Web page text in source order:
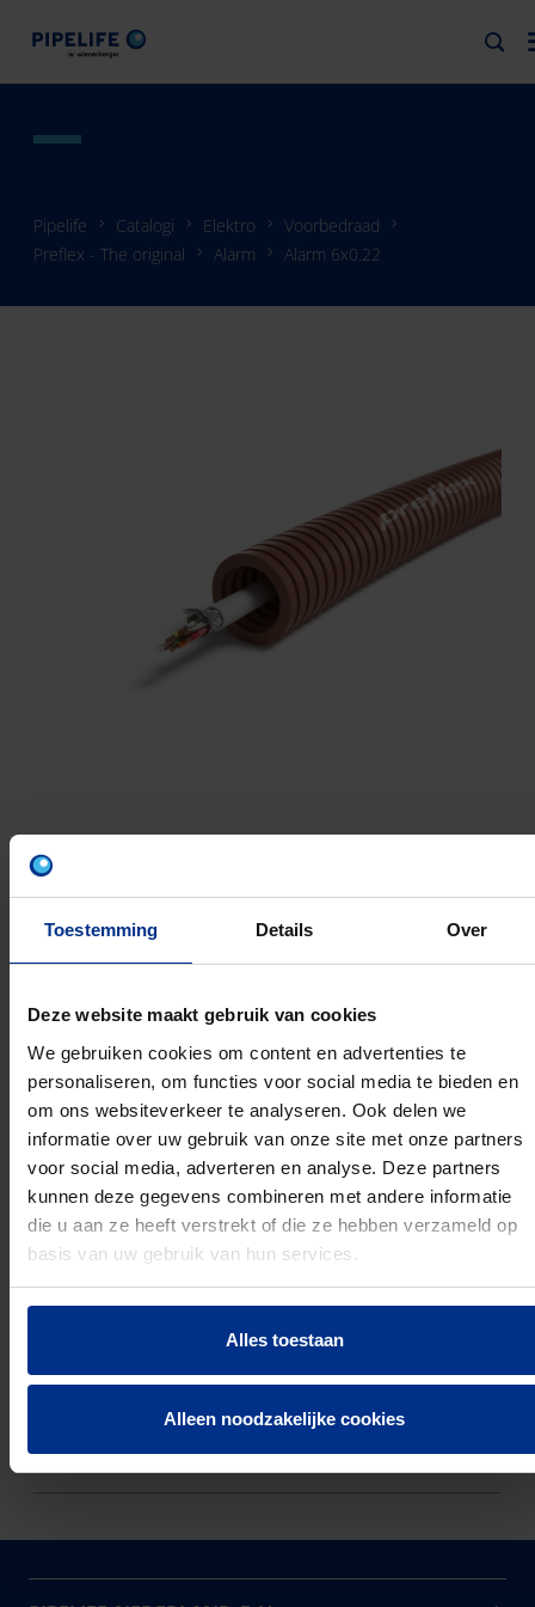
Toestemming Details Over
Deze website maakt gebruik van cookies
We gebruiken cookies om content en advertenties te
personaliseren, om functies voor social media te bieden en
om ons websiteverkeer te analyseren. Ook delen we
informatie over uw gebruik van onze site met onze partners
voor social media, adverteren en analyse. Deze partners
kunnen deze gegevens combineren met andere informatie
die u aan ze heeft verstrekt of die ze hebben verzameld op
basis van uw gebruik van hun services.
Alles toestaan
Alleen noodzakelijke cookies
Pipelife Catalogi Elektro
Voorbedraad
Preflex - The original
Alarm Alarm 6x0.22
ALARM 6X0.22
Materiaal: Polypropyleen (PP)
Halogeenvrij:
Uitvoering brandvertragend:
Buigweerstand: Flexibel
Drukvastheidsklasse volgens EN 61386-1: Medium
(klasse 3 / 2 Joule)
Slagvastheid volgens EN 61386-1: Zwaar (klasse 4 /
Kleur van de buis: Bruin
Met trekdraad:
PRODUCTEN
DOWNLOADS